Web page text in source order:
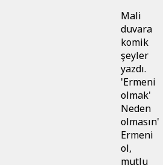
Mali
duvara
komik
şeyler
yazdı.
'Ermeni
olmak'
Neden
olmasın'
Ermeni
ol,
mutlu